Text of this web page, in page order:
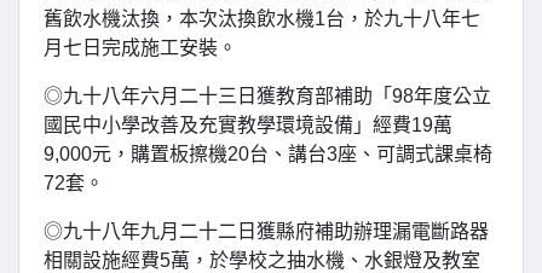
舊飲水機汰換，本次汰換飲水機1台，於九十八年七
月七日完成施工安裝。
◎九十八年六月二十三日獲教育部補助「98年度公立
國民中小學改善及充實教學環境設備」經費19萬
9,000元，購置板擦機20台、講台3座、可調式課桌椅
72套。
◎九十八年九月二十二日獲縣府補助辦理漏電斷路器
相關設施經費5萬，於學校之抽水機、水銀燈及教室